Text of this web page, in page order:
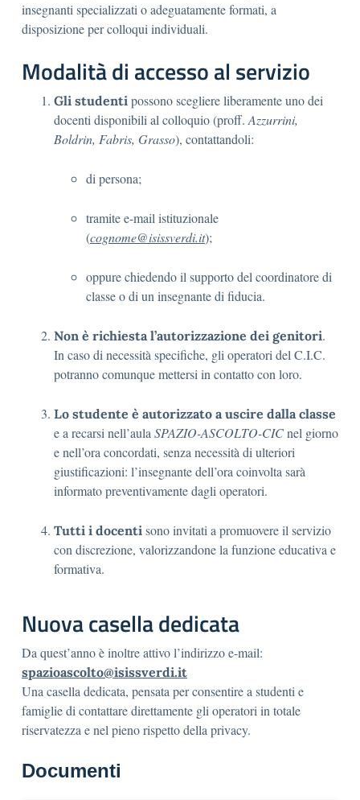
insegnanti specializzati o adeguatamente formati, a
disposizione per colloqui individuali.
Modalità di accesso al servizio
Gli studenti possono scegliere liberamente uno dei
docenti disponibili al colloquio (proff. Azzurrini,
Boldrin, Fabris, Grasso), contattandoli:
di persona;
tramite e-mail istituzionale
(cognome@isissverdi.it);
oppure chiedendo il supporto del coordinatore di
classe o di un insegnante di fiducia.
Non è richiesta l’autorizzazione dei genitori.
In caso di necessità specifiche, gli operatori del C.I.C.
potranno comunque mettersi in contatto con loro.
Lo studente è autorizzato a uscire dalla classe
e a recarsi nell’aula SPAZIO-ASCOLTO-CICnel giorno
e nell’ora concordati, senza necessità di ulteriori
giustificazioni: l’insegnante dell’ora coinvolta sarà
informato preventivamente dagli operatori.
Tutti i docenti sono invitati a promuovere il servizio
con discrezione, valorizzandone la funzione educativa e
formativa.
Nuova casella dedicata
Da quest’anno è inoltre attivo l’indirizzo e-mail:
spazioascolto@isissverdi.it
Una casella dedicata, pensata per consentire a studenti e
famiglie di contattare direttamente gli operatori in totale
riservatezza e nel pieno rispetto della privacy.
Documenti